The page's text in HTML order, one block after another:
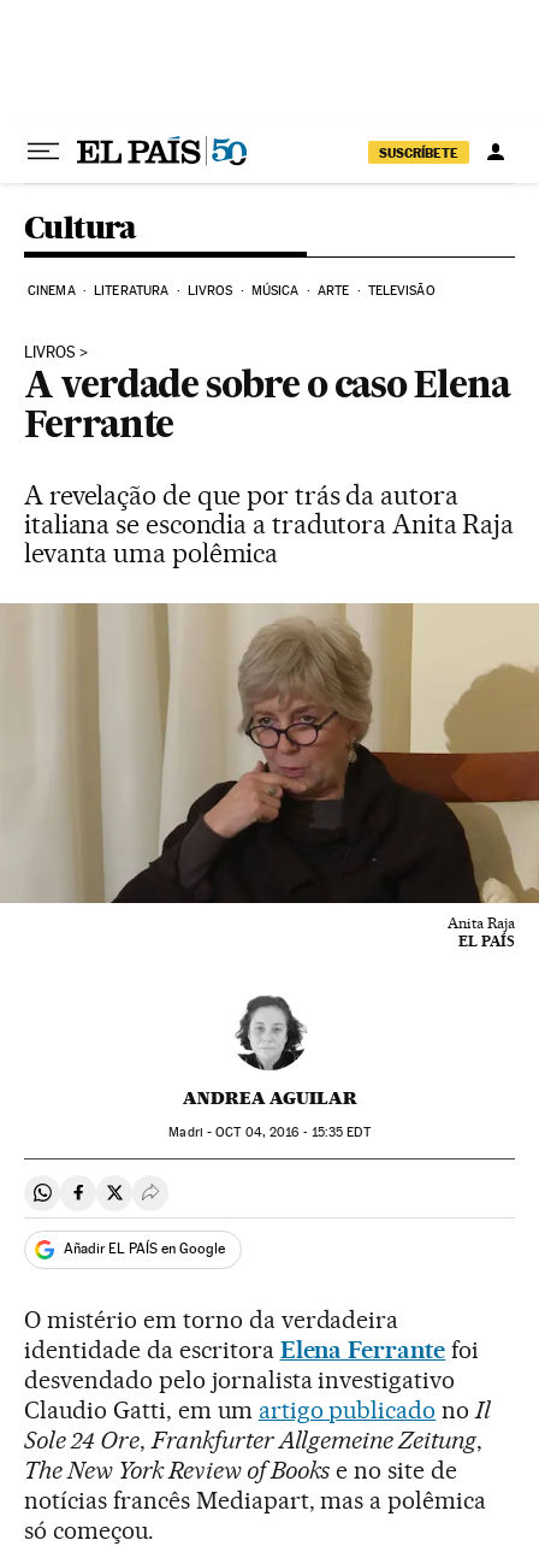
SUSCRÍBETE
Cultura
CINEMA LITERATURA LIVROS MÚSICA ARTE TELEVISÃO
LIVROS
A verdade sobre o caso Elena
Ferrante
A revelação de que por trás da autora
italiana se escondia a tradutora Anita Raja
levanta uma polêmica
Anita Raja
EL PAÍS
ANDREA AGUILAR
Madri -OCT04, 2016 - 15:35 EDT
Compartir en Whatsapp
Compartir en Facebook
Compartir en Twitter
Desplegar Redes Sociales
Añadir EL PAÍS en Google
O mistério em torno da verdadeira
identidade da escritora Elena Ferrante foi
desvendado pelo jornalista investigativo
Claudio Gatti, em um artigo publicado no Il
Sole 24 Ore, Frankfurter Allgemeine Zeitung,
The New York Review of Books e no site de
notícias francês Mediapart, mas a polêmica
só começou.